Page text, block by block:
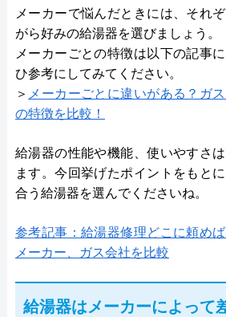
メーカーで悩んだときには、それ
がら好みの給湯器を選びましょう。
メーカーごとの特徴は以下の記事
ひ参考にしてみてください。
＞ メーカーごとに違いがある？ガ
の特徴を比較！
給湯器の性能や機能、使いやすさ
ます。今回挙げたポイントをもと
合う給湯器を選んでくださいね。
参考記事：給湯器修理どこに頼めば
メーカー、ガス会社を比較
給湯器はメーカーによって